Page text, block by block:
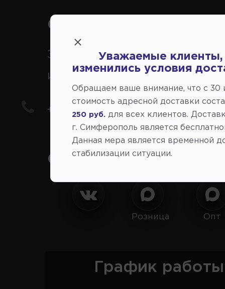
Справочный центр:
Заказ шин, дисков,
иномарки
+7(978) 206-206-8
Социальные сети:
Розница Опт
График
Уважаемые клиенты,
изменились условия
Обращаем ваше внимание, что c 30
стоимость адресной доставки
250 руб.
для всех клиентов.
г. Симферополь является
Данная мера является временной
стабилизации ситуации.